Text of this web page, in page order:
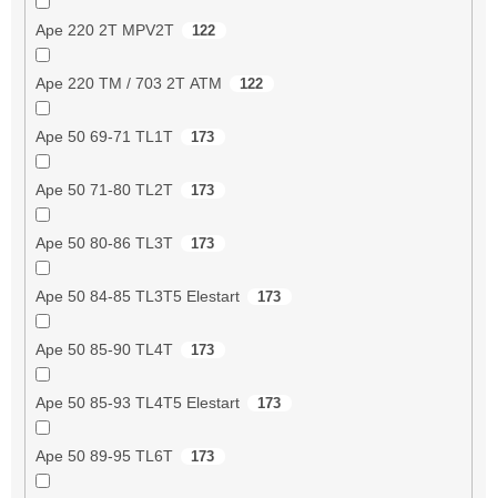
Ape 220 2T MPV2T 122
Ape 220 TM / 703 2T ATM 122
Ape 50 69-71 TL1T 173
Ape 50 71-80 TL2T 173
Ape 50 80-86 TL3T 173
Ape 50 84-85 TL3T5 Elestart 173
Ape 50 85-90 TL4T 173
Ape 50 85-93 TL4T5 Elestart 173
Ape 50 89-95 TL6T 173